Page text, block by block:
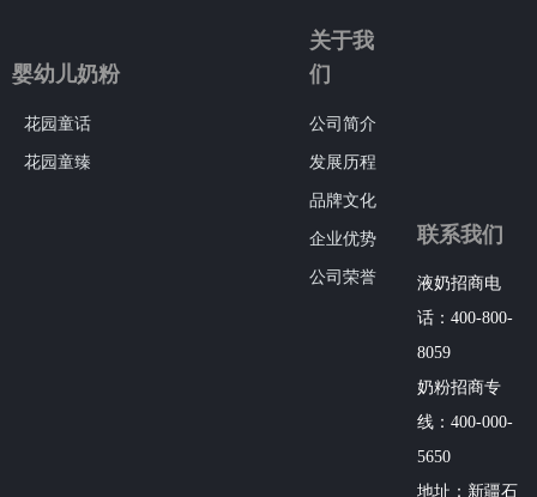
联系我们
液奶招商电
话：400-800-
8059
奶粉招商专
线：400-000-
5650
地址：新疆石
婴幼儿奶粉
花园童话
花园童臻
关于我
们
公司简介
发展历程
品牌文化
企业优势
公司荣誉